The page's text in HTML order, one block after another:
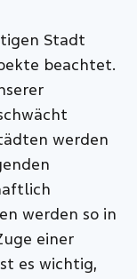
Stadt
beachtet.
werden
werden so in
einer
es wichtig,